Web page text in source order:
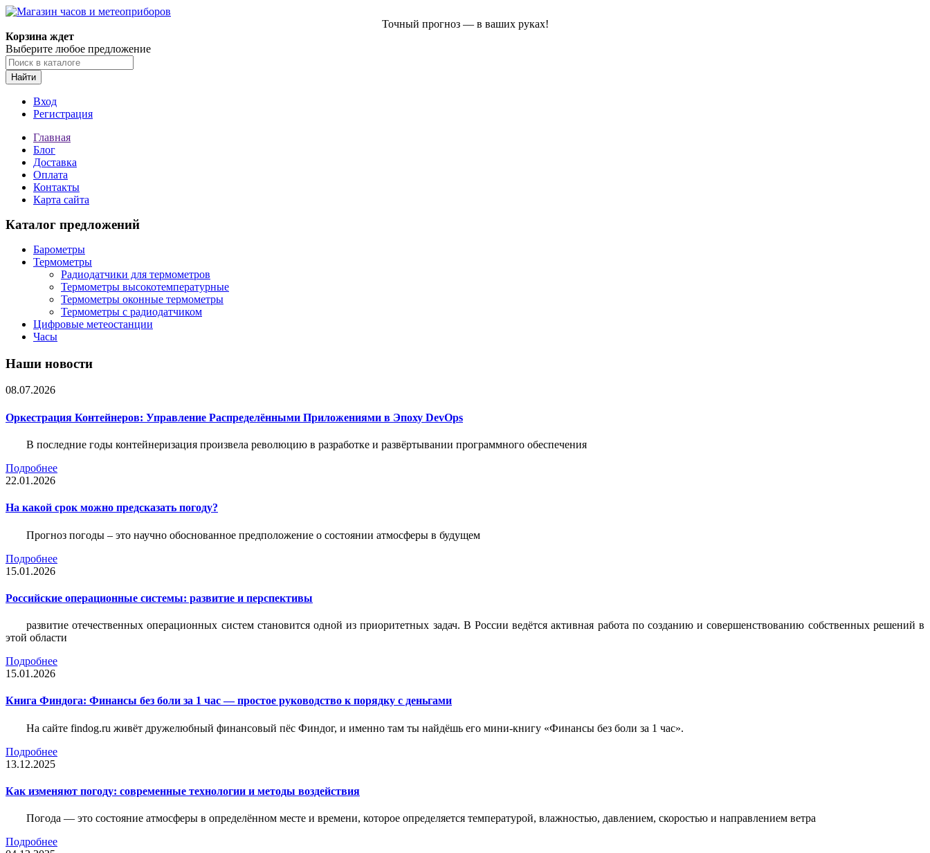
Точный прогноз — в ваших руках!
Корзина ждет
Выберите любое предложение
Найти
Вход
Регистрация
Главная
Блог
Доставка
Оплата
Контакты
Карта сайта
Каталог предложений
Барометры
Термометры
Радиодатчики для термометров
Термометры высокотемпературные
Термометры оконные термометры
Термометры с радиодатчиком
Цифровые метеостанции
Часы
Наши новости
08.07.2026
Оркестрация Контейнеров: Управление Распределёнными Приложениями в Эпоху DevOps
В последние годы контейнеризация произвела революцию в разработке и развёртывании программного обеспечения
Подробнее
22.01.2026
На какой срок можно предсказать погоду?
Прогноз погоды – это научно обоснованное предположение о состоянии атмосферы в будущем
Подробнее
15.01.2026
Российские операционные системы: развитие и перспективы
развитие отечественных операционных систем становится одной из приоритетных задач. В России ведётся активная работа по созданию и совершенствованию собственных решений в
этой области
Подробнее
15.01.2026
Книга Финдога: Финансы без боли за 1 час — простое руководство к порядку с деньгами
На сайте findog.ru живёт дружелюбный финансовый пёс Финдог, и именно там ты найдёшь его мини‑книгу «Финансы без боли за 1 час».
Подробнее
13.12.2025
Как изменяют погоду: современные технологии и методы воздействия
Погода — это состояние атмосферы в определённом месте и времени, которое определяется температурой, влажностью, давлением, скоростью и направлением ветра
Подробнее